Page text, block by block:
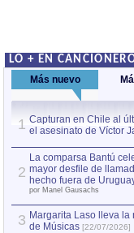
LO + EN
Más nuevo
1 Capturan en Chile al
el asesinato de Víctor
2
La comparsa Bantú
mayor desfile de
hecho fuera de
por Manel Gausachs
3 Margarita Laso lleva
de Músicas [22/07/2026]